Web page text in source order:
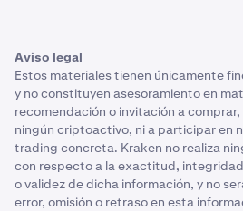
Aviso legal
Estos materiales tienen únicamente
y no constituyen asesoramiento en
recomendación o invitación a
ningún criptoactivo, ni a participar en
trading concreta. Kraken no realiza
con respecto a la exactitud,
o validez de dicha información, y no
error, omisión o retraso en esta